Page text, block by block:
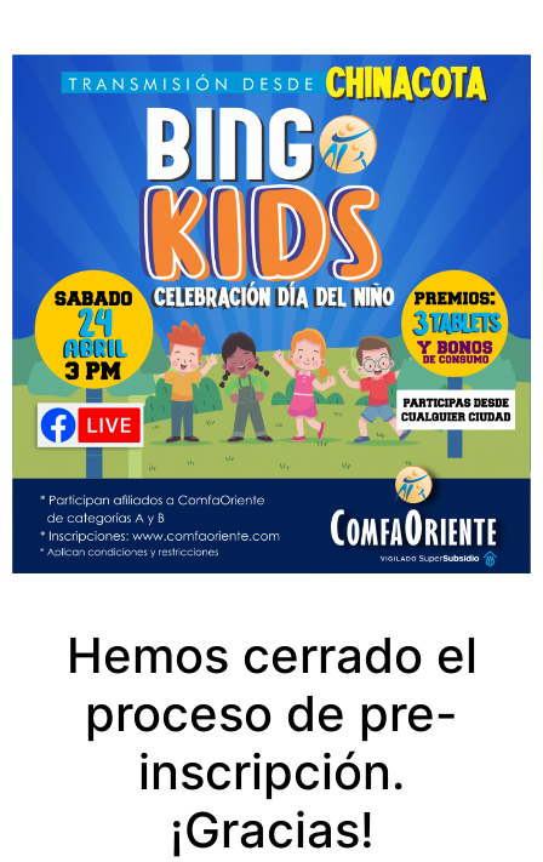
Hemos cerrado el
proceso de pre-
inscripción.
¡Gracias!